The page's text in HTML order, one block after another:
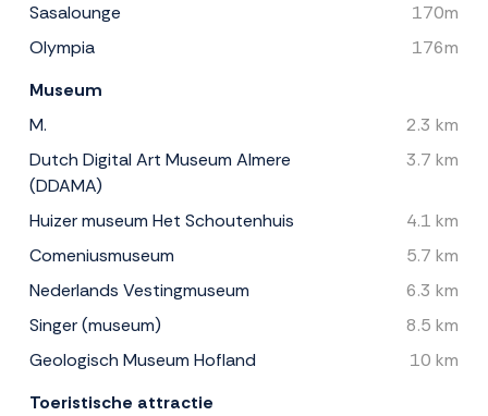
Sasalounge
170m
Olympia
176m
Museum
M.
2.3 km
Dutch Digital Art Museum Almere
(DDAMA)
3.7 km
Huizer museum Het Schoutenhuis
4.1 km
Comeniusmuseum
5.7 km
Nederlands Vestingmuseum
6.3 km
Singer (museum)
8.5 km
Geologisch Museum Hofland
10 km
Toeristische attractie